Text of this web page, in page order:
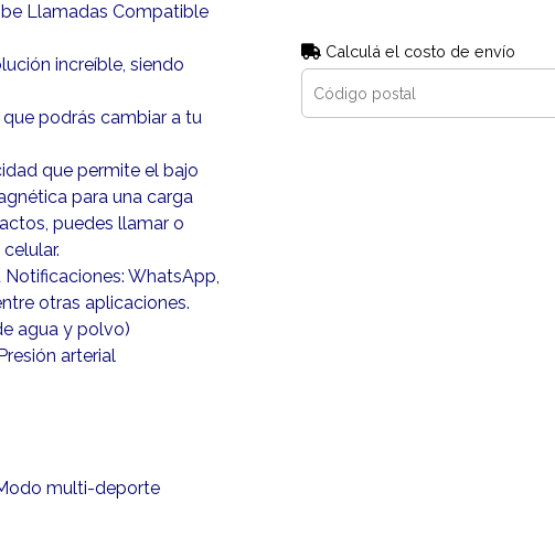
Llamadas Compatible
increíble, siendo
podrás cambiar a tu
que permite el bajo
para una carga
puedes llamar o
WhatsApp,
otras aplicaciones.
agua y polvo)
arterial
multi-deporte
Calculá el costo de envío